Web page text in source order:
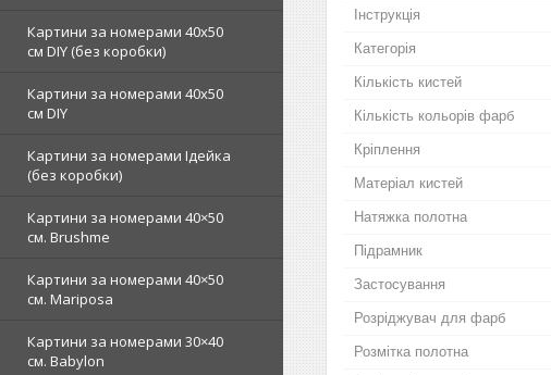
Картини за номерами 40х50
см DIY (без коробки)
Картини за номерами 40х50
см DIY
Картини за номерами Ідейка
(без коробки)
Картини за номерами 40×50
см. Brushme
Картини за номерами 40×50
см. Mariposa
Картини за номерами 30×40
см. Babylon
Інструкція
Категорія
Кількість кистей
Кількість кольорів фарб
Кріплення
Матеріал кистей
Натяжка полотна
Підрамник
Застосування
Розріджувач для фарб
Розмітка полотна